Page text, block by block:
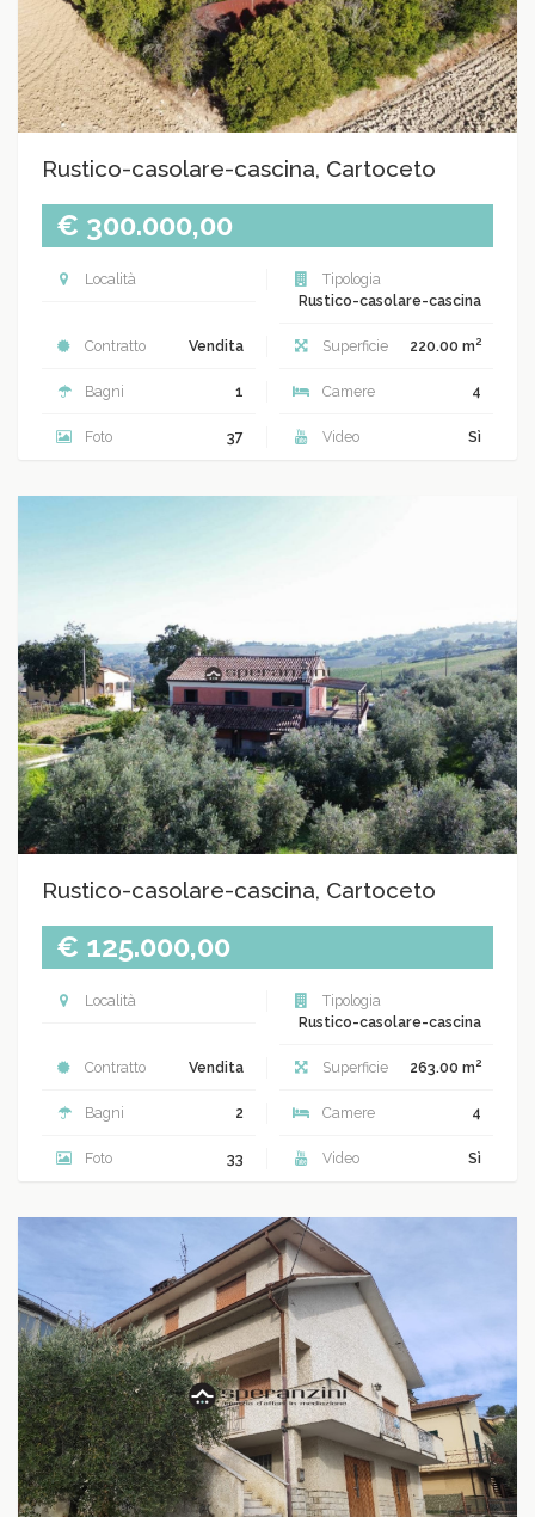
Rustico-casolare-cascina, Cartoceto
€ 300.000,00
Località
Tipologia
Rustico-casolare-cascina
Contratto Vendita Superficie 220.00 m2
Bagni 1 Camere 4
Foto 37 Video Sì
Rustico-casolare-cascina, Cartoceto
€ 125.000,00
Località
Tipologia
Rustico-casolare-cascina
Contratto Vendita Superficie 263.00 m2
Bagni 2 Camere 4
Foto 33 Video Sì